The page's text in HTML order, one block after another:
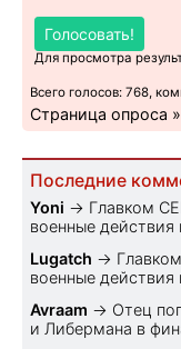
Голосовать!
Для просмотра
Всего голосов: 768,
Страница опроса »
Последние
Yoni → Главком
военные действия
Lugatch →
военные действия
Avraam → Отец
и Либермана в